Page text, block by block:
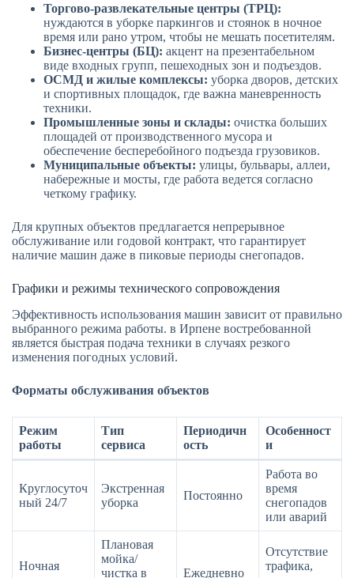
Торгово-развлекательные центры (ТРЦ):
нуждаются в уборке паркингов и стоянок в ночное
время или рано утром, чтобы не мешать посетителям.
Бизнес-центры (БЦ): акцент на презентабельном
виде входных групп, пешеходных зон и подъездов.
ОСМД и жилые комплексы: уборка дворов, детских
и спортивных площадок, где важна маневренность
техники.
Промышленные зоны и склады: очистка больших
площадей от производственного мусора и
обеспечение бесперебойного подъезда грузовиков.
Муниципальные объекты: улицы, бульвары, аллеи,
набережные и мосты, где работа ведется согласно
четкому графику.
Для крупных объектов предлагается непрерывное
обслуживание или годовой контракт, что гарантирует
наличие машин даже в пиковые периоды снегопадов.
Графики и режимы технического сопровождения
Эффективность использования машин зависит от правильно
выбранного режима работы. в Ирпене востребованной
является быстрая подача техники в случаях резкого
изменения погодных условий.
Форматы обслуживания объектов
Режим
работы
Тип
сервиса
Периодичн
ость
Особенност
и
Круглосуточ
ный 24/7
Экстренная
уборка
Постоянно
Работа во
время
снегопадов
или аварий
Ночная
Плановая
мойка/
чистка в
Ежедневно
Отсутствие
трафика,